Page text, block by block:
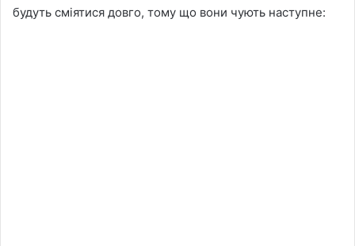
будуть сміятися довго, тому що вони чують наступне: